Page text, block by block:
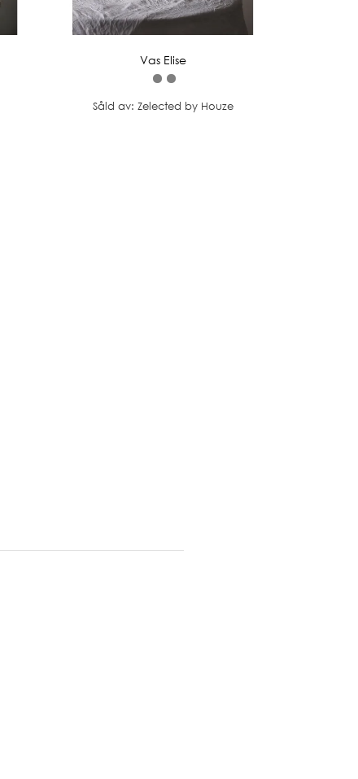
Vas Elise
Såld av: Zelected by Houze